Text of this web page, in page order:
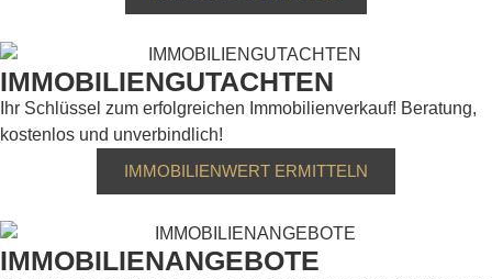
IMMOBILIENGUTACHTEN
Ihr Schlüssel zum erfolgreichen Immobilienverkauf! Beratung,
kostenlos und unverbindlich!
IMMOBILIENWERT ERMITTELN
IMMOBILIENANGEBOTE